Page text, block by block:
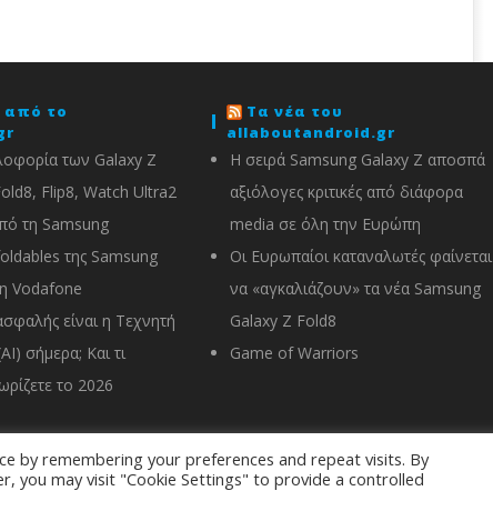
από το
των Galaxy Z
Flip8, Watch Ultra2
τη Samsung
της Samsung
Vodafone
είναι η Τεχνητή
σήμερα; Και τι
το 2026
Τα νέα του
allaboutandroid.gr
Η σειρά Samsung Galaxy Z αποσπά
αξιόλογες κριτικές από διάφορα
media σε όλη την Ευρώπη
Οι Ευρωπαίοι καταναλωτές φαίνεται
να «αγκαλιάζουν» τα νέα Samsung
Galaxy Z Fold8
Game of Warriors
by remembering your preferences and repeat visits. By
you may visit "Cookie Settings" to provide a controlled